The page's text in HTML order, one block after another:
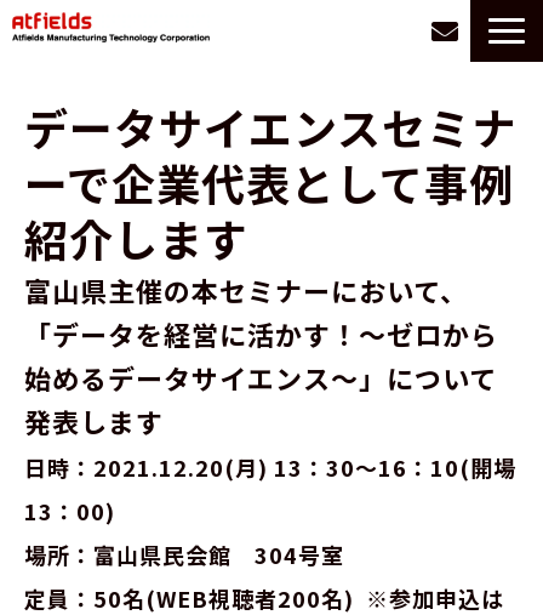
選ばれる理由
お悩み別に探す
お役立ち情報
採用
データサイエンスセミナ
ーで企業代表として事例
紹介します
富山県主催の本セミナーにおいて、
「データを経営に活かす！～ゼロから
始めるデータサイエンス～」について
発表します
日時：2021.12.20(月) 13：30～16：10(開場
13：00)
場所：富山県民会館　304号室
定員：50名(WEB視聴者200名)  ※参加申込は